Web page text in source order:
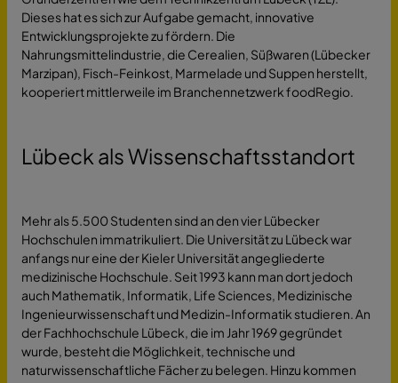
Dieses hat es sich zur Aufgabe gemacht, innovative
Entwicklungsprojekte zu fördern. Die
Nahrungsmittelindustrie, die Cerealien, Süßwaren (Lübecker
Marzipan), Fisch-Feinkost, Marmelade und Suppen herstellt,
kooperiert mittlerweile im Branchennetzwerk foodRegio.
Lübeck als Wissenschaftsstandort
Mehr als 5.500 Studenten sind an den vier Lübecker
Hochschulen immatrikuliert. Die Universität zu Lübeck war
anfangs nur eine der Kieler Universität angegliederte
medizinische Hochschule. Seit 1993 kann man dort jedoch
auch Mathematik, Informatik, Life Sciences, Medizinische
Ingenieurwissenschaft und Medizin-Informatik studieren. An
der Fachhochschule Lübeck, die im Jahr 1969 gegründet
wurde, besteht die Möglichkeit, technische und
naturwissenschaftliche Fächer zu belegen. Hinzu kommen